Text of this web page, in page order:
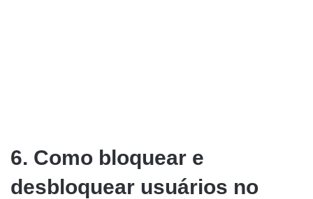
6. Como bloquear e
desbloquear usuários no